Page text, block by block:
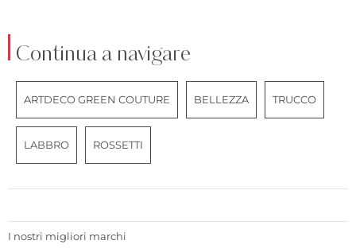
Continua a navigare
ARTDECO GREEN COUTURE BELLEZZA TRUCCO
LABBRO ROSSETTI
I nostri migliori marchi